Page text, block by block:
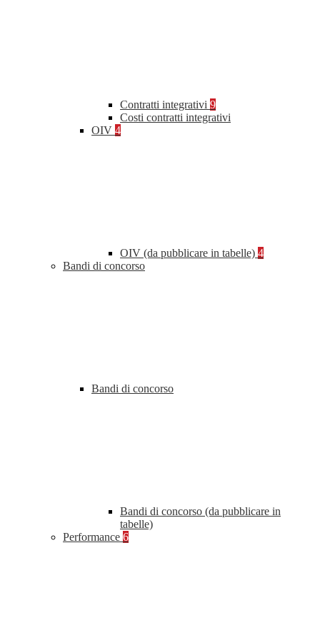
Contratti integrativi 9
Costi contratti integrativi
OIV 4
OIV (da pubblicare in tabelle) 4
Bandi di concorso
Bandi di concorso
Bandi di concorso (da pubblicare in
tabelle)
Performance 6